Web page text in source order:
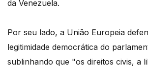
da Venezuela.
Por seu lado, a União Europeia
legitimidade democrática do
sublinhando que "os direitos civis, a